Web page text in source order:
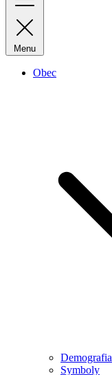
Menu
Obec
Demografia
Symboly